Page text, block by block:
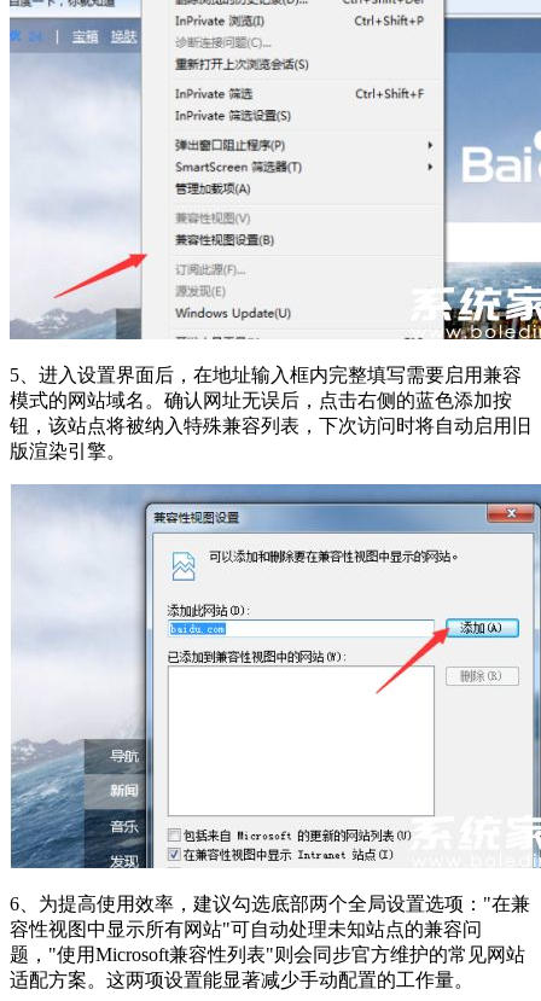
5、进入设置界面后，在地址输入框内完整填写需要启用兼容
模式的网站域名。确认网址无误后，点击右侧的蓝色添加按
钮，该站点将被纳入特殊兼容列表，下次访问时将自动启用旧
版渲染引擎。
6、为提高使用效率，建议勾选底部两个全局设置选项："在兼
容性视图中显示所有网站"可自动处理未知站点的兼容问
题，"使用Microsoft兼容性列表"则会同步官方维护的常见网站
适配方案。这两项设置能显著减少手动配置的工作量。